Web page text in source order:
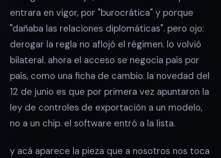
entrara en vigor, por "burocrática" y porque
"dañaba las relaciones diplomáticas". pero ojo:
derogar la regla no aflojó el régimen. lo volvió
bilateral. ahora el acceso se negocia país por
país, como una ficha de cambio. la novedad del
12 de junio es que por primera vez apuntaron la
ley de controles de exportación a un modelo,
no a un chip. el software entró a la lista.
y acá aparece la pieza que a nosotros nos toca